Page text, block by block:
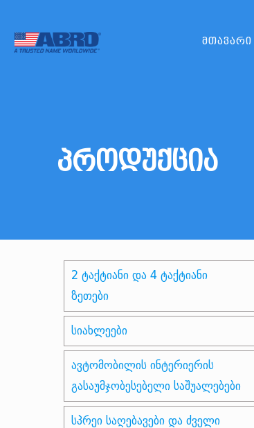
მთავარი
პროდუქცია
2 ტაქტიანი და 4 ტაქტიანი
ზეთები
სიახლეები
ავტომობილის ინტერიერის
გასაუმჯობესებელი საშუალებები
სპრეი საღებავები და ძველი